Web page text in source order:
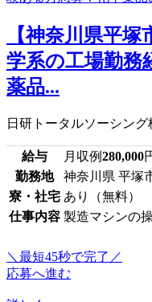
【神奈川県平
学系の工場勤務
薬品...
日研トータルソーシング
給与 月収例280,000
勤務地
神奈川県 平塚
寮・社宅 あり（無料）
仕事内容 製造マシンの
＼最短45秒で完了／
応募へ進む